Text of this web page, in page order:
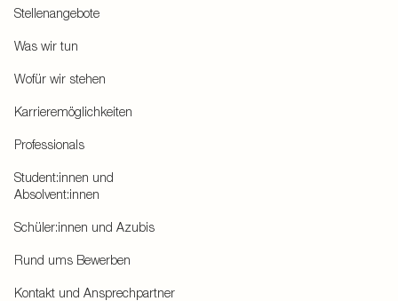
Stellenangebote
Was wir tun
Wofür wir stehen
Karrieremöglichkeiten
Professionals
Student:innen und
Absolvent:innen
Schüler:innen und Azubis
Rund ums Bewerben
Kontakt und Ansprechpartner